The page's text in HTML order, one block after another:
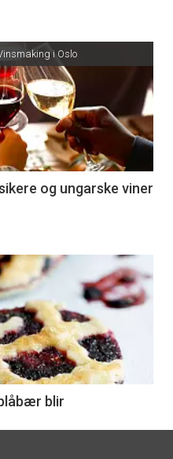
i Oslo
og ungarske viner
blir